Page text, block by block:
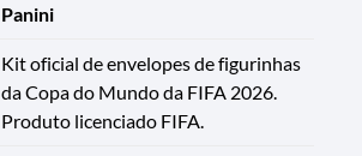
Panini
Kit oficial de envelopes de figurinhas
da Copa do Mundo da FIFA 2026.
Produto licenciado FIFA.